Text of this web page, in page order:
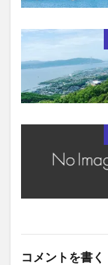
コメントを書く